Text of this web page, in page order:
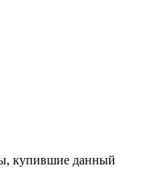
купившие данный